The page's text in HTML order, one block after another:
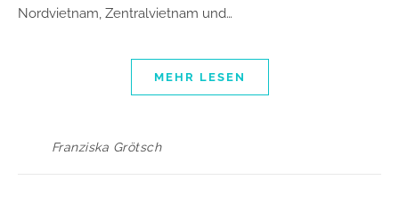
Nordvietnam, Zentralvietnam und…
MEHR LESEN
Franziska Grötsch